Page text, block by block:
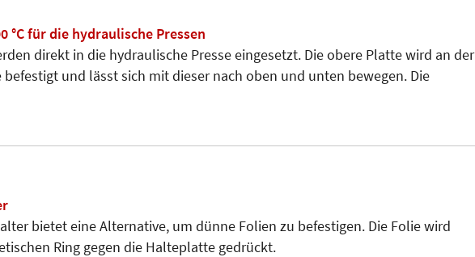
°C für die hydraulische Pressen
direkt in die hydraulische Presse eingesetzt. Die obere Platte wird an der
befestigt und lässt sich mit dieser nach oben und unten bewegen. Die
bietet eine Alternative, um dünne Folien zu befestigen. Die Folie wird
Ring gegen die Halteplatte gedrückt.